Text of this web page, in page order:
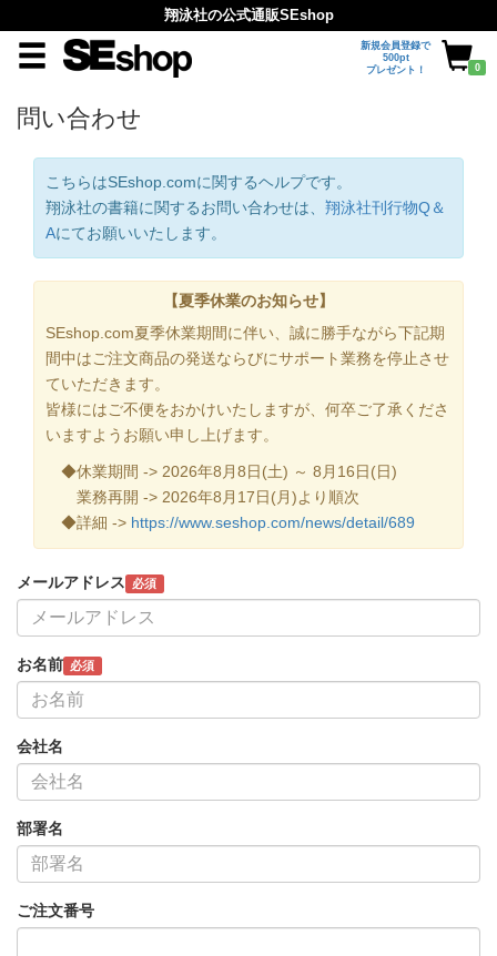
翔泳社の公式通販SEshop
新規会員登録で
500pt
プレゼント！
0
問い合わせ
こちらはSEshop.comに関するヘルプです。
翔泳社の書籍に関するお問い合わせは、 翔泳社刊行物Q＆
Aにてお願いいたします。
【夏季休業のお知らせ】
SEshop.com夏季休業期間に伴い、誠に勝手ながら下記期
間中はご注文商品の発送ならびにサポート業務を停止させ
ていただきます。
皆様にはご不便をおかけいたしますが、何卒ご了承くださ
いますようお願い申し上げます。
◆休業期間 -> 2026年8月8日(土) ～ 8月16日(日)
業務再開 -> 2026年8月17日(月)より順次
◆詳細 -> https://www.seshop.com/news/detail/689
メールアドレス 必須
お名前 必須
会社名
部署名
ご注文番号